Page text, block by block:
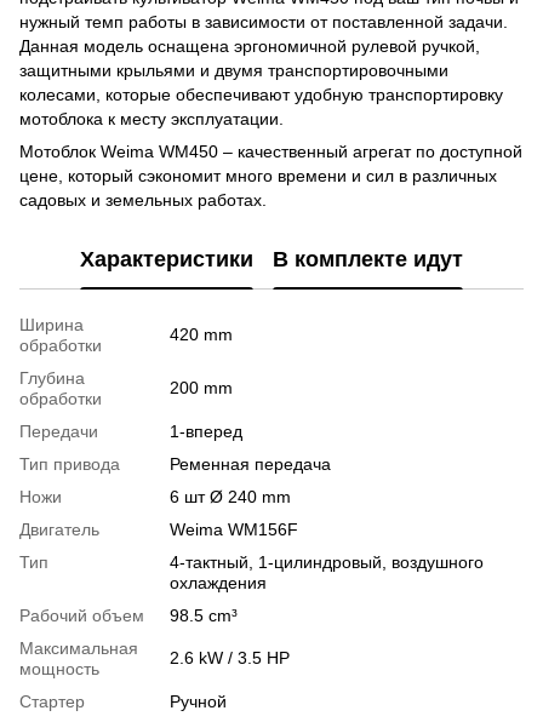
нужный темп работы в зависимости от поставленной задачи.
Данная модель оснащена эргономичной рулевой ручкой,
защитными крыльями и двумя транспортировочными
колесами, которые обеспечивают удобную транспортировку
мотоблока к месту эксплуатации.
Мотоблок Weima WM450 – качественный агрегат по доступной
цене, который сэкономит много времени и сил в различных
садовых и земельных работах.
Характеристики В комплекте идут
Ширина
обработки
420 mm
Глубина
обработки
200 mm
Передачи
1-вперед
Тип привода
Ременная передача
Ножи
6 шт Ø 240 mm
Двигатель
Weima WM156F
Тип
4-тактный, 1-цилиндровый, воздушного
охлаждения
Рабочий объем
98.5 cm³
Максимальная
мощность
2.6 kW / 3.5 HP
Стартер
Ручной